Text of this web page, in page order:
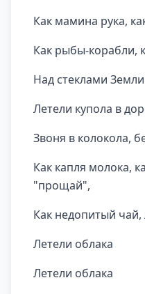
Как мамина рука,
Как рыбы-корабли,
Над стеклами
Летели купола в
Звоня в колокола,
Как капля молока,
"прощай",
Как недопитый чай,
Летели облака
Летели облака